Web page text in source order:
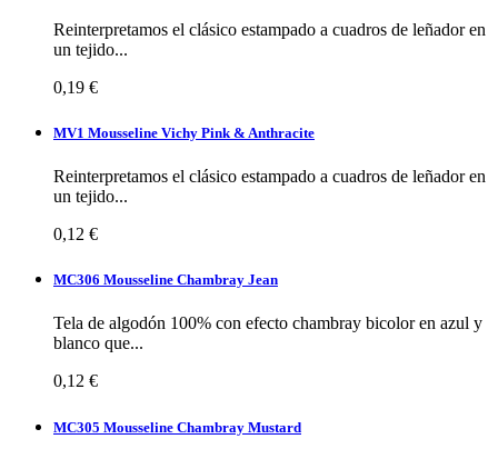
Reinterpretamos el clásico estampado a cuadros de leñador en
un tejido...
0,19 €
MV1 Mousseline Vichy Pink & Anthracite
Reinterpretamos el clásico estampado a cuadros de leñador en
un tejido...
0,12 €
MC306 Mousseline Chambray Jean
Tela de algodón 100% con efecto chambray bicolor en azul y
blanco que...
0,12 €
MC305 Mousseline Chambray Mustard